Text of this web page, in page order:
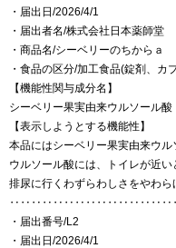
・届出日/2026/4/1
・届出者名/株式会社日本薬師堂
・商品名/シーベリーのちからａ
・食品の区分/加工食品(錠剤、カ
【機能性関与成分名】
シーベリー果実由来ウルソール酸
【表示しようとする機能性】
本品にはシーベリー果実由来ウ
ウルソール酸には、トイレが近
排尿に行くわずらわしさをやわら
・届出番号/L2
・届出日/2026/4/1